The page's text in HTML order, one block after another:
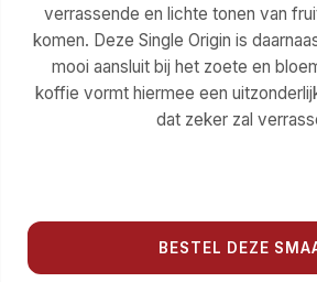
verrassende en lichte tonen van
komen. Deze Single Origin is
mooi aansluit bij het zoete en
koffie vormt hiermee een
dat zeker zal
BESTEL DEZE